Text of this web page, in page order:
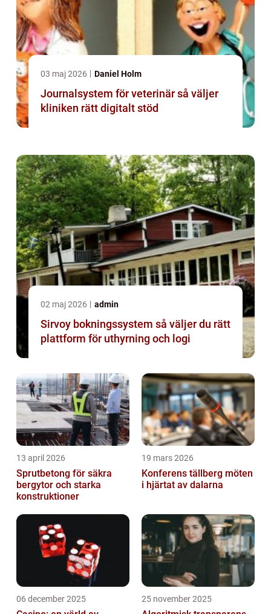
03 maj 2026 Daniel Holm
Journalsystem för veterinär så väljer
kliniken rätt digitalt stöd
02 maj 2026 admin
Sirvoy bokningssystem så väljer du rätt
plattform för uthyrning och logi
13 april 2026
Sprutbetong för säkra
bergytor och starka
konstruktioner
19 mars 2026
Konferens tällberg möten
i hjärtat av dalarna
06 december 2025 25 november 2025